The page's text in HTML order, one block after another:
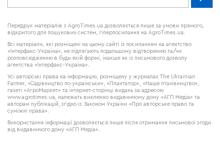
Передрук матеріалів з AgroTimes.ua дозволяється лише за умови прямого,
відкритого для пошукових систем, гіперпосилання на AgroTimes.ua.
Всі матеріали, які розміщені на цьому сайті із посиланням на агентство
«Інтерфакс-Україна», не підлягають подальшому відтворенню та/чи
розповсюдженню в будь-якій формі, інакше як із письмового дозволу
агентства «Інтерфакс-Україна».
Усі авторські права на інформацію, розміщену у журналах The Ukrainian
Farmer, «Садівництво по-українськи», «Плантатор», «Наше птахівництво»,
газеті «АгроМаркет» та інтернет-сторінці видань за адресою
www.agrotimes.ua, належать виключно видавничому дому «АГП Медіа» та
авторам публікацій, згідно із Законом України «Про авторське право та
суміжні права».
Використання інформації дозволяється лише після отримання письмової згоди
від видавничого дому «АГП Медіа».